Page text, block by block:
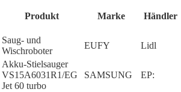
Produkt Marke Händler
Saug- und
Wischroboter
EUFY Lidl
Akku-Stielsauger
VS15A6031R1/EG
Jet 60 turbo
SAMSUNG EP: